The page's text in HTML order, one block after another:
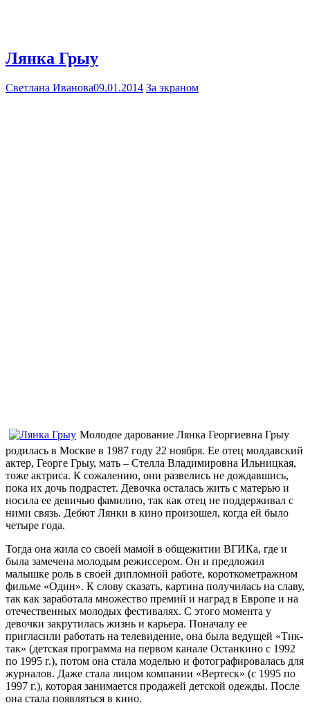
Лянка Грыу
Светлана Иванова09.01.2014 За экраном
Молодое дарование Лянка Георгиевна Грыу
родилась в Москве в 1987 году 22 ноября. Ее отец молдавский
актер, Георге Грыу, мать – Стелла Владимировна Ильницкая,
тоже актриса. К сожалению, они развелись не дождавшись,
пока их дочь подрастет. Девочка осталась жить с матерью и
носила ее девичью фамилию, так как отец не поддерживал с
ними связь. Дебют Лянки в кино произошел, когда ей было
четыре года.
Тогда она жила со своей мамой в общежитии ВГИКа, где и
была замечена молодым режиссером. Он и предложил
малышке роль в своей дипломной работе, короткометражном
фильме «Один». К слову сказать, картина получилась на славу,
так как заработала множество премий и наград в Европе и на
отечественных молодых фестивалях. С этого момента у
девочки закрутилась жизнь и карьера. Поначалу ее
пригласили работать на телевидение, она была ведущей «Тик-
так» (детская программа на первом канале Останкино с 1992
по 1995 г.), потом она стала моделью и фотографировалась для
журналов. Даже стала лицом компании «Вертеск» (с 1995 по
1997 г.), которая занимается продажей детской одежды. После
она стала появляться в кино.